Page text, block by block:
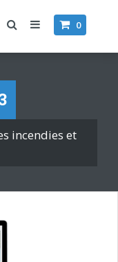
0
incendies et